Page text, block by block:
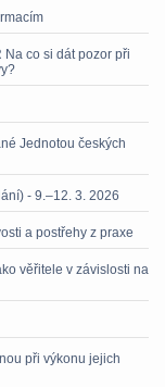
co si dát pozor při
Jednotou českých
- 9.–12. 3. 2026
a postřehy z praxe
věřitele v závislosti na
při výkonu jejich